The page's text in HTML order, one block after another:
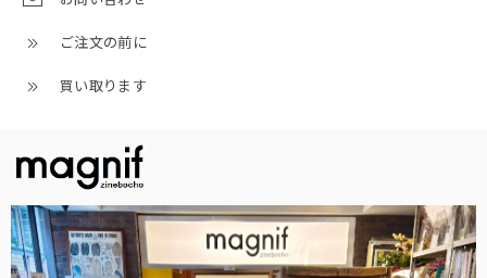
ご注文の前に
買い取ります